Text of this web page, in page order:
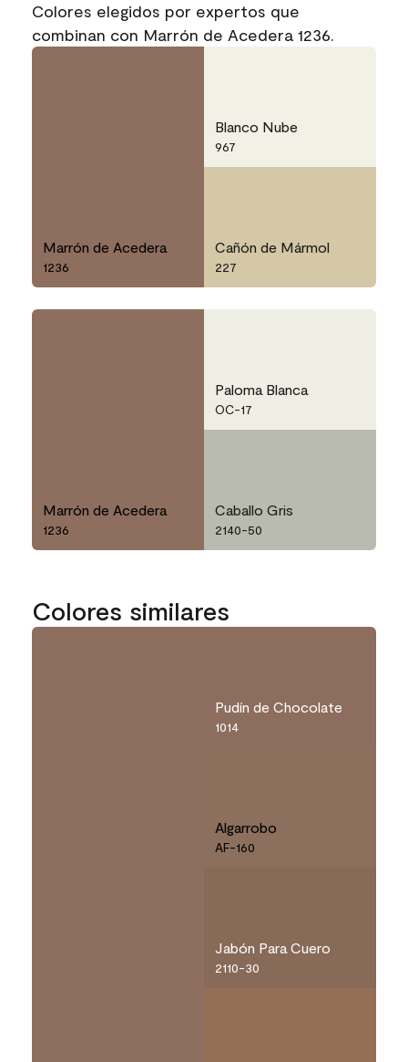
Colores elegidos por expertos que
combinan con Marrón de Acedera 1236.
Marrón de Acedera
1236
Blanco Nube
967
Cañón de Mármol
227
Marrón de Acedera
1236
Paloma Blanca
OC-17
Caballo Gris
2140-50
Colores similares
Pudín de Chocolate
1014
Algarrobo
AF-160
Jabón Para Cuero
2110-30